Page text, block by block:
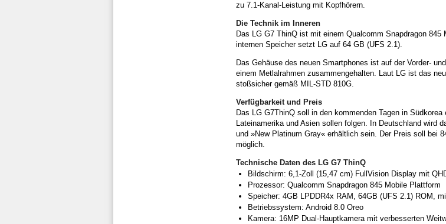
zu 7.1-Kanal-Leistung mit Kopfhörern.
Die Technik im Inneren
Das LG G7 ThinQ ist mit einem Qualcomm Snapdragon
internen Speicher setzt LG auf 64 GB (UFS 2.1).
Das Gehäuse des neuen Smartphones ist auf der Vorder-
einem Metlalrahmen zusammengehalten. Laut LG ist das
stoßsicher gemäß MIL-STD 810G.
Verfügbarkeit und Preis
Das LG G7ThinQ soll in den kommenden Tagen in
Lateinamerika und Asien sollen folgen. In Deutschland wird
und »New Platinum Gray« erhältlich sein. Der Preis soll bei
möglich.
Technische Daten des LG G7 ThinQ
Bildschirm: 6,1-Zoll (15,47 cm) FullVision Display mit
Prozessor: Qualcomm Snapdragon 845 Mobile Plattform
Speicher: 4GB LPDDR4x RAM, 64GB (UFS 2.1) ROM,
Betriebssystem: Android 8.0 Oreo
Kamera: 16MP Dual-Hauptkamera mit verbesserten